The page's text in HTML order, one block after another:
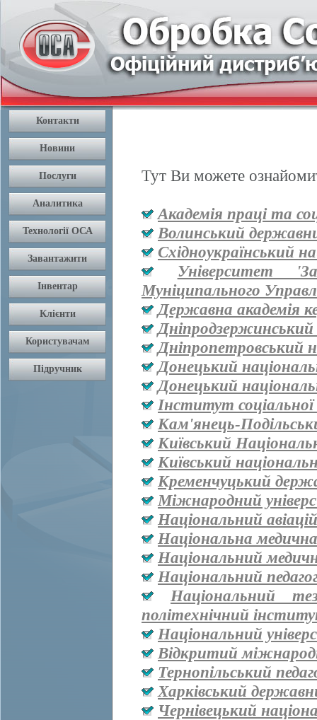
Тут Ви можете
Академія праці та
Волинський
Східноукраїнський
Університет
Муніципального
Державна академія
Дніпропетровський
Донецький
Донецький
Інститут
Кам'янець-
Київський
Київський
Кременчуцький
Міжнародний
Національний
Національна медична
Національний
Національний
Національний
політехнічний
Національний
Відкритий
Тернопільський
Харківський
Чернівецький